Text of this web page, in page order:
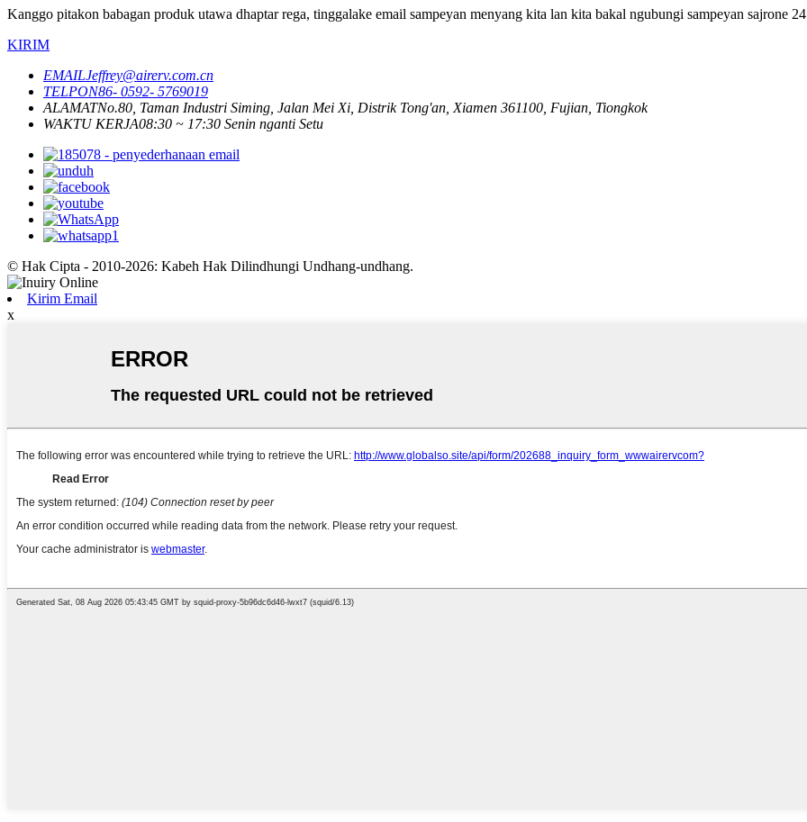
Kanggo pitakon babagan produk utawa dhaptar rega, tinggalake email sampeyan menyang kita lan kita bakal ngubungi sampeyan sajrone
KIRIM
EMAILJeffrey@airerv.com.cn
TELPON86- 0592- 5769019
ALAMATNo.80, Taman Industri Siming, Jalan Mei Xi, Distrik Tong'an, Xiamen 361100, Fujian, Tiongkok
WAKTU KERJA08:30 ~ 17:30 Senin nganti Setu
© Hak Cipta - 2010-2026: Kabeh Hak Dilindhungi Undhang-undhang.
Kirim Email
x